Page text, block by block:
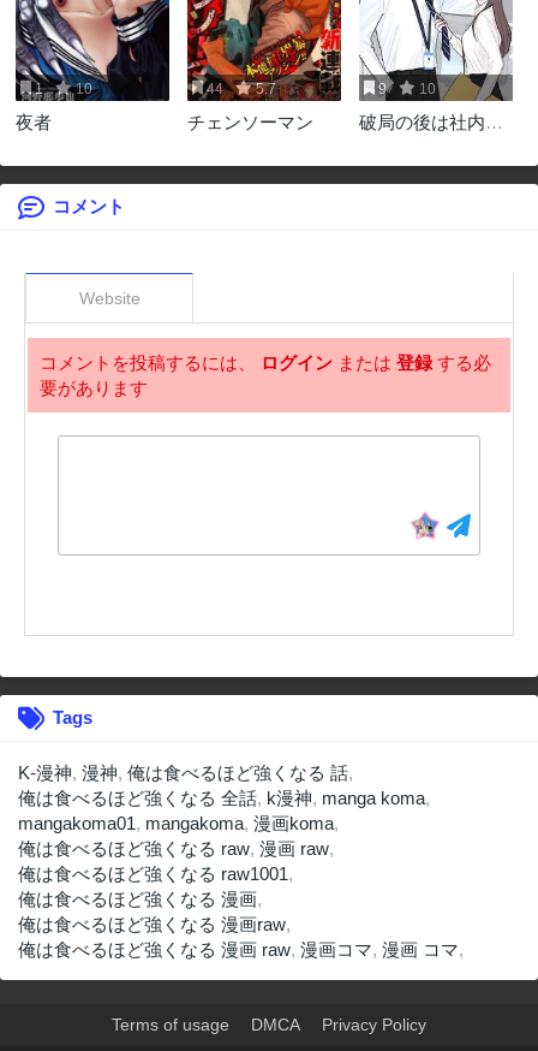
1 10
夜者
44 5.7
チェンソーマン
9 10
破局の後は社内結
コメント
Website
コメントを投稿するには、 ログイン または 登録する必
要があります
Tags
K-漫神, 漫神, 俺は食べるほど強くなる 話,
俺は食べるほど強くなる 全話, k漫神, manga koma,
mangakoma01, mangakoma, 漫画koma,
俺は食べるほど強くなる raw, 漫画 raw,
俺は食べるほど強くなる raw1001,
俺は食べるほど強くなる 漫画,
俺は食べるほど強くなる 漫画raw,
俺は食べるほど強くなる 漫画 raw, 漫画コマ, 漫画 コマ,
Terms of usage DMCA Privacy Policy